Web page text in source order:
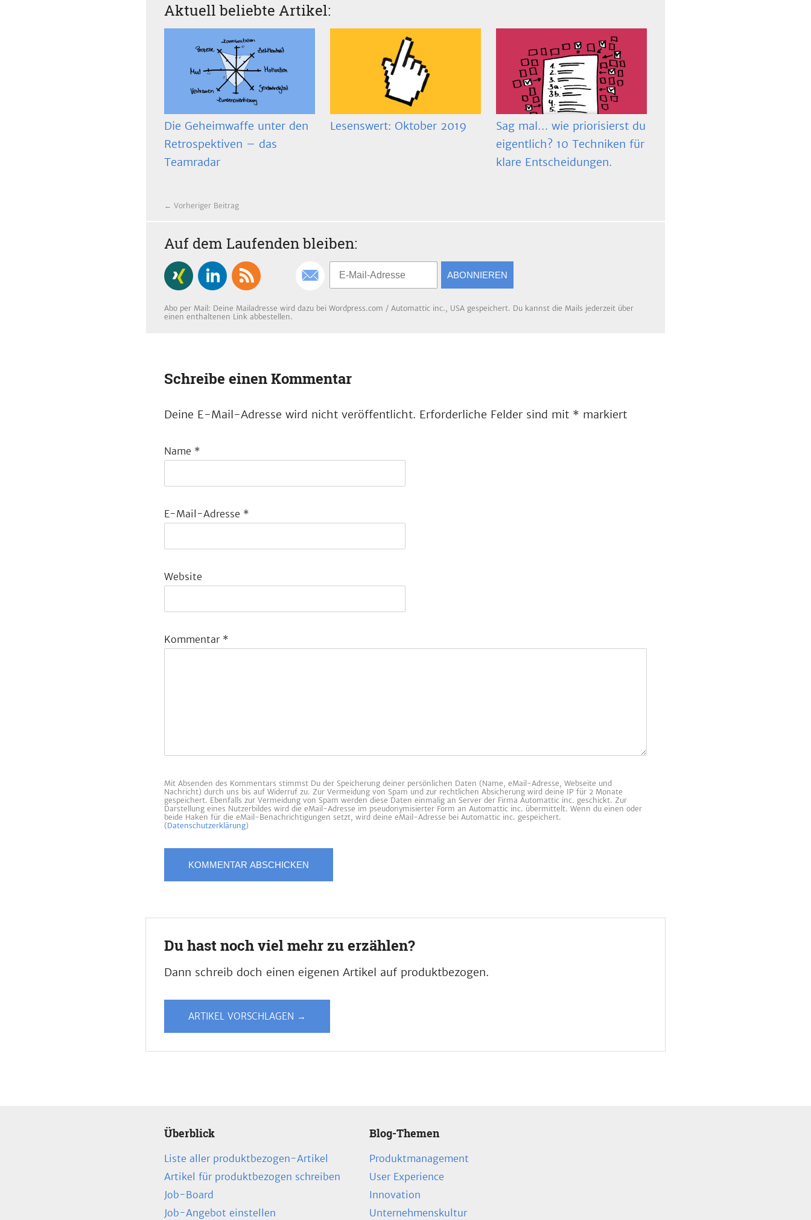
Aktuell beliebte Artikel:
Die Geheimwaffe unter den
Retrospektiven – das
Teamradar
Lesenswert: Oktober 2019
Sag mal… wie priorisierst du
eigentlich? 10 Techniken für
klare Entscheidungen.
← Vorheriger Beitrag
Auf dem Laufenden bleiben:
ABONNIEREN
Abo per Mail: Deine Mailadresse wird dazu bei Wordpress.com / Automattic inc., USA gespeichert. Du kannst die Mails jederzeit über
einen enthaltenen Link abbestellen.
Schreibe einen Kommentar
Deine E-Mail-Adresse wird nicht veröffentlicht. Erforderliche Felder sind mit * markiert
Name *
E-Mail-Adresse *
Website
Kommentar *
Mit Absenden des Kommentars stimmst Du der Speicherung deiner persönlichen Daten (Name, eMail-Adresse, Webseite und
Nachricht) durch uns bis auf Widerruf zu. Zur Vermeidung von Spam und zur rechtlichen Absicherung wird deine IP für 2 Monate
gespeichert. Ebenfalls zur Vermeidung von Spam werden diese Daten einmalig an Server der Firma Automattic inc. geschickt. Zur
Darstellung eines Nutzerbildes wird die eMail-Adresse im pseudonymisierter Form an Automattic inc. übermittelt. Wenn du einen oder
beide Haken für die eMail-Benachrichtigungen setzt, wird deine eMail-Adresse bei Automattic inc. gespeichert.
(Datenschutzerklärung)
Du hast noch viel mehr zu erzählen?
Dann schreib doch einen eigenen Artikel auf produktbezogen.
ARTIKEL VORSCHLAGEN →
Überblick
Liste aller produktbezogen-Artikel
Artikel für produktbezogen schreiben
Job-Board
Job-Angebot einstellen
Blog-Themen
Produktmanagement
User Experience
Innovation
Unternehmenskultur